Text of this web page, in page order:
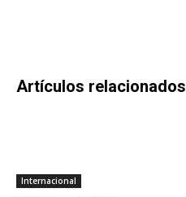
Artículos relacionados
Internacional